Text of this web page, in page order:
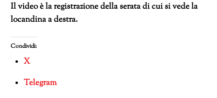
Il video è la registrazione della serata di cui si vede la
locandina a destra.
Condividi:
X
Telegram